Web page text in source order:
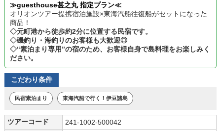
≫guesthouse甚之丸 指定プラン≪
オリオンツアー提携宿泊施設×東海汽船往復船がセットになった
商品！
◇元町港から徒歩約2分に位置する民宿です。
◇磯釣り・海釣りのお客様も大歓迎◎
◇“素泊まり専用”の宿のため、お客様自身で島料理をお楽しみく
ださい。
こだわり条件
民宿素泊まり 東海汽船で行く！伊豆諸島
ツアーコード
241-1002-500042